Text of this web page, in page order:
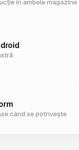
în ambele magazine
când se potrivește